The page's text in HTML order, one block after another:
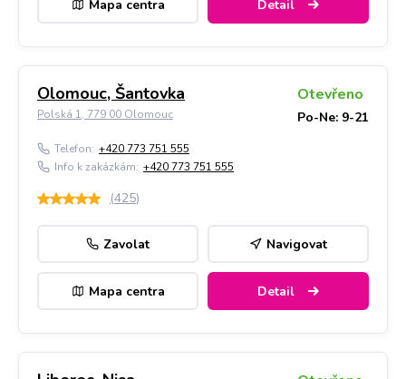
Mapa centra Detail
Olomouc, Šantovka
Polská 1, 779 00 Olomouc
Otevřeno
Po-Ne: 9-21
Telefon: +420 773 751 555
Info k zakázkám: +420 773 751 555
(425)
Zavolat Navigovat
Mapa centra Detail